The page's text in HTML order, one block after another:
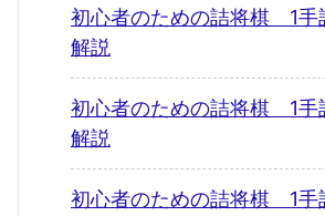
初心者のための詰将棋 1手
解説
初心者のための詰将棋 1
解説
初心者のための詰将棋 1手